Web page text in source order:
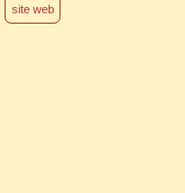
site web